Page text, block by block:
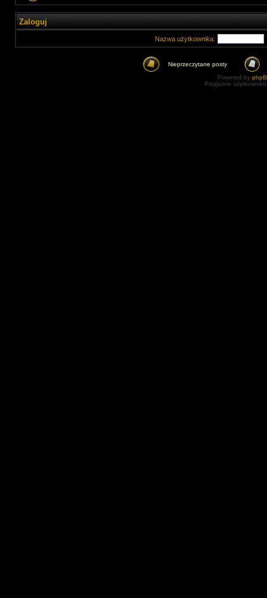
Zaloguj
Nazwa użytkownika:
Nieprzeczytane posty
Powered by
Przyjazne